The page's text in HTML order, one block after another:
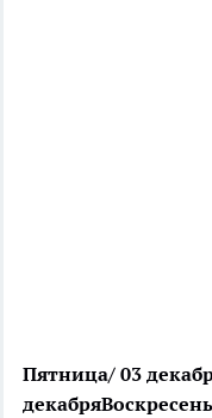
Пятница/ 03
декабря